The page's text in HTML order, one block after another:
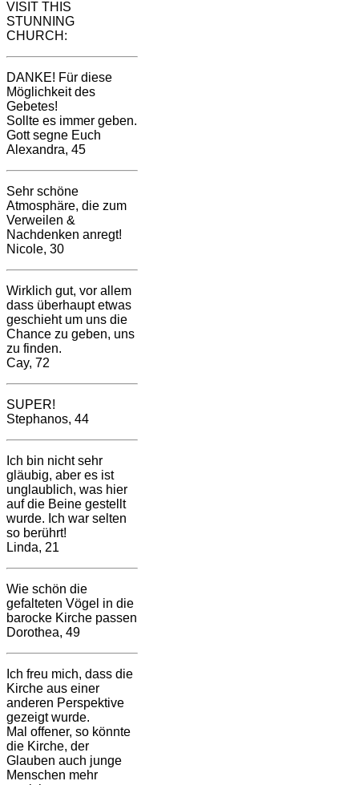
VISIT THIS
STUNNING
CHURCH:
DANKE! Für diese
Möglichkeit des
Gebetes!
Sollte es immer geben.
Gott segne Euch
Alexandra, 45
Sehr schöne
Atmosphäre, die zum
Verweilen &
Nachdenken anregt!
Nicole, 30
Wirklich gut, vor allem
dass überhaupt etwas
geschieht um uns die
Chance zu geben, uns
zu finden.
Cay, 72
SUPER!
Stephanos, 44
Ich bin nicht sehr
gläubig, aber es ist
unglaublich, was hier
auf die Beine gestellt
wurde. Ich war selten
so berührt!
Linda, 21
Wie schön die
gefalteten Vögel in die
barocke Kirche passen
Dorothea, 49
Ich freu mich, dass die
Kirche aus einer
anderen Perspektive
gezeigt wurde.
Mal offener, so könnte
die Kirche, der
Glauben auch junge
Menschen mehr